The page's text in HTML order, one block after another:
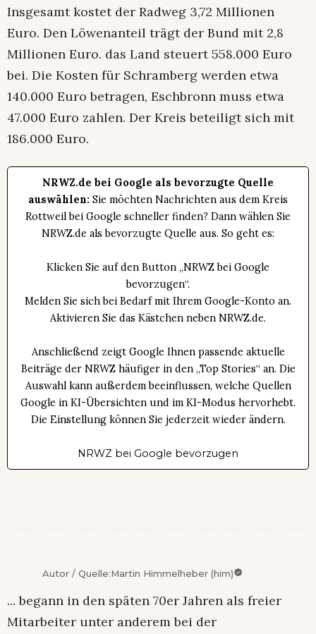
Insgesamt kostet der Radweg 3,72 Millionen
Euro. Den Löwenanteil trägt der Bund mit 2,8
Millionen Euro. das Land steuert 558.000 Euro
bei. Die Kosten für Schramberg werden etwa
140.000 Euro betragen, Eschbronn muss etwa
47.000 Euro zahlen. Der Kreis beteiligt sich mit
186.000 Euro.
NRWZ.de bei Google als bevorzugte Quelle
auswählen: Sie möchten Nachrichten aus dem Kreis
Rottweil bei Google schneller finden? Dann wählen Sie
NRWZ.de als bevorzugte Quelle aus. So geht es:
Klicken Sie auf den Button „NRWZ bei Google
bevorzugen“.
Melden Sie sich bei Bedarf mit Ihrem Google-Konto an.
Aktivieren Sie das Kästchen neben NRWZ.de.
Anschließend zeigt Google Ihnen passende aktuelle
Beiträge der NRWZ häufiger in den „Top Stories“ an. Die
Auswahl kann außerdem beeinflussen, welche Quellen
Google in KI-Übersichten und im KI-Modus hervorhebt.
Die Einstellung können Sie jederzeit wieder ändern.
NRWZ bei Google bevorzugen
Autor / Quelle:Martin Himmelheber (him)
... begann in den späten 70er Jahren als freier
Mitarbeiter unter anderem bei der